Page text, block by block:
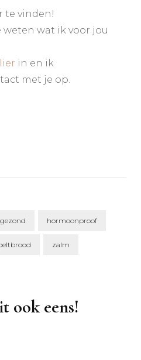
te vinden!
weten wat ik voor jou
in en ik
met je op.
gezond hormoonproof
zalm
ook eens!